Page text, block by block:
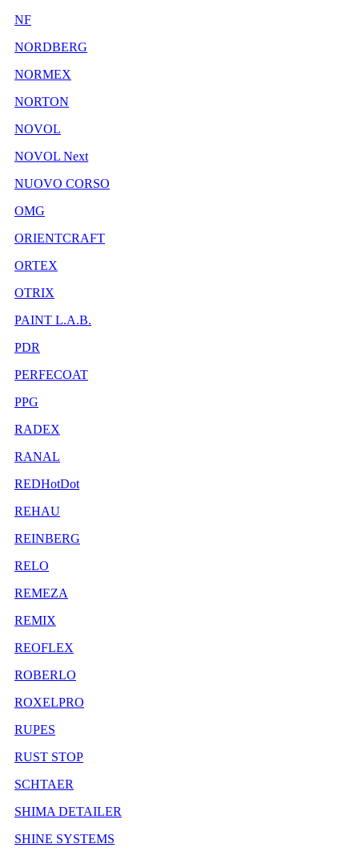
NF
NORDBERG
NORMEX
NORTON
NOVOL
NOVOL Next
NUOVO CORSO
OMG
ORIENTCRAFT
ORTEX
OTRIX
PAINT L.A.B.
PDR
PERFECOAT
PPG
RADEX
RANAL
REDHotDot
REHAU
REINBERG
RELO
REMEZA
REMIX
REOFLEX
ROBERLO
ROXELPRO
RUPES
RUST STOP
SCHTAER
SHIMA DETAILER
SHINE SYSTEMS